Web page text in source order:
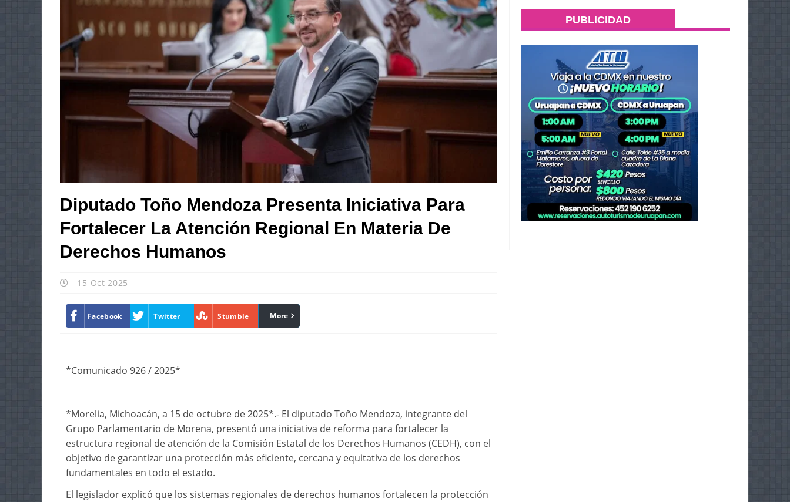
Diputado Toño Mendoza Presenta Iniciativa Para
Fortalecer La Atención Regional En Materia De
Derechos Humanos
15 Oct 2025
Facebook Twitter Stumble linkedin
More
*Comunicado 926 / 2025*
*Morelia, Michoacán, a 15 de octubre de 2025*.- El diputado Toño Mendoza, integrante del
Grupo Parlamentario de Morena, presentó una iniciativa de reforma para fortalecer la
estructura regional de atención de la Comisión Estatal de los Derechos Humanos (CEDH), con el
objetivo de garantizar una protección más eficiente, cercana y equitativa de los derechos
fundamentales en todo el estado.
El legislador explicó que los sistemas regionales de derechos humanos fortalecen la protección
PUBLICIDAD